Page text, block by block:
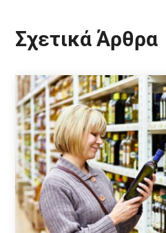
Σχετικά Άρθρα